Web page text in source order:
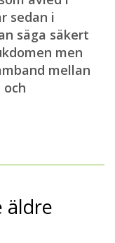
sedan i
säga säkert
men
mellan
äldre